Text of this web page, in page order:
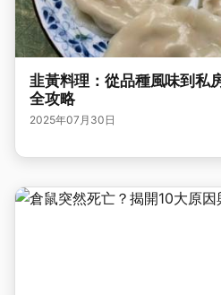
韭黃料理：從品種風味到私
全攻略
2025年07月30日